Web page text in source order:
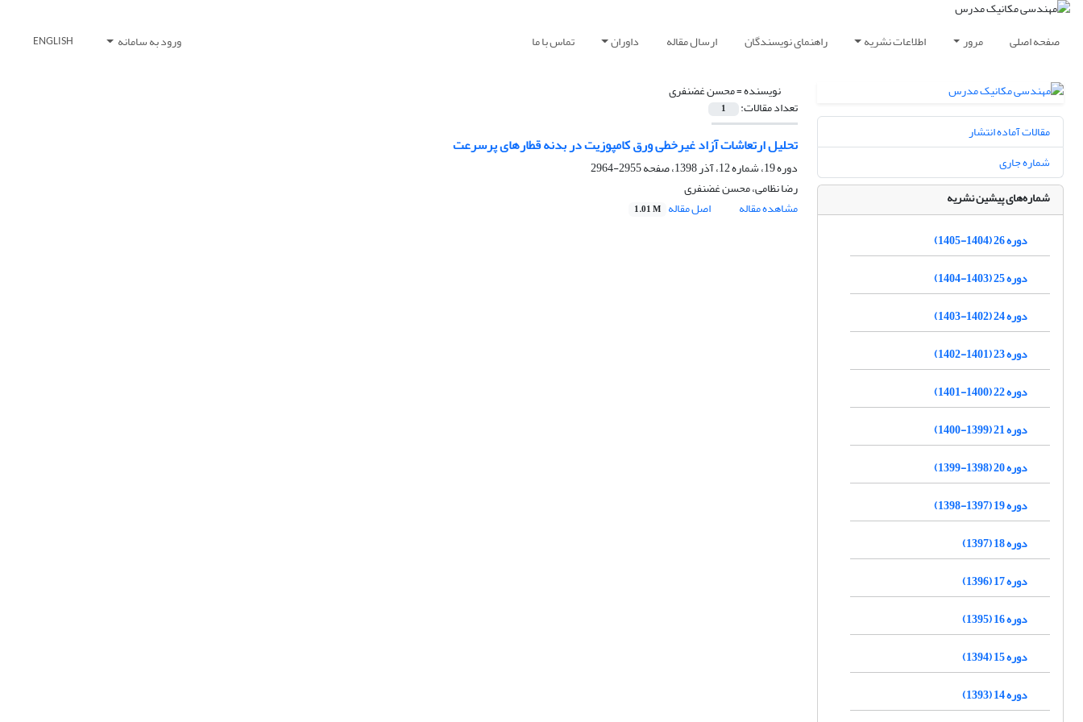
صفحه اصلی مرور اطلاعات نشریه راهنمای نویسندگان ارسال مقاله داوران تماس با ما ورود به سامانه ENGLISH
نویسنده =محسن غضنفری
تعداد مقالات: 1
تحلیل ارتعاشات آزاد غیرخطی ورق کامپوزیت در بدنه قطارهای پرسرعت
دوره 19، شماره 12، آذر 1398، صفحه
2955-2964
رضا نظامی، محسن غضنفری
مشاهده مقاله
اصل مقاله 1.01 M
مقالات آماده انتشار
شماره جاری
شماره‌های پیشین نشریه
دوره 26 (1404-1405)
دوره 25 (1403-1404)
دوره 24 (1402-1403)
دوره 23 (1401-1402)
دوره 22 (1400-1401)
دوره 21 (1399-1400)
دوره 20 (1398-1399)
دوره 19 (1397-1398)
دوره 18 (1397)
دوره 17 (1396)
دوره 16 (1395)
دوره 15 (1394)
دوره 14 (1393)